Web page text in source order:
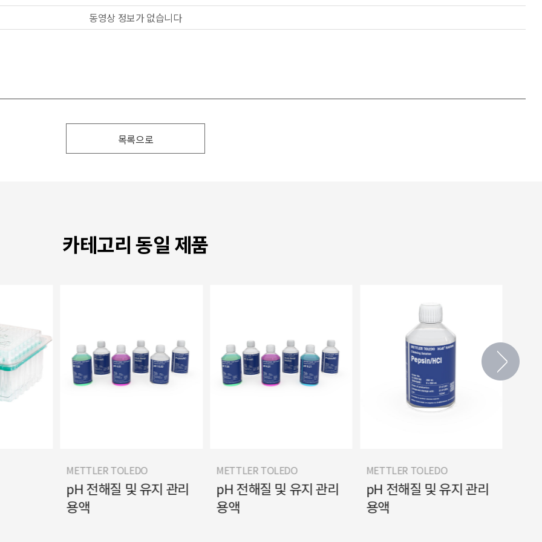
동영상 정보가 없습니다
목록으로
카테고리 동일 제품
METTLER TOLEDO
pH 전해질 및 유지 관리
용액
METTLER TOLEDO
pH 전해질 및 유지 관리
용액
METTLER TOLEDO
pH 전해질 및 유지 관리
용액